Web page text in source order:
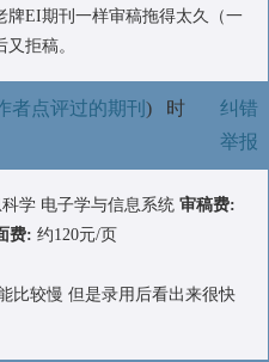
牌EI期刊一样审稿拖得太久（一
拒稿。
者点评过的期刊 ) 时
纠错
举报
学 电子学与信息系统 审稿费:
费: 约120元/页
比较慢 但是录用后看出来很快